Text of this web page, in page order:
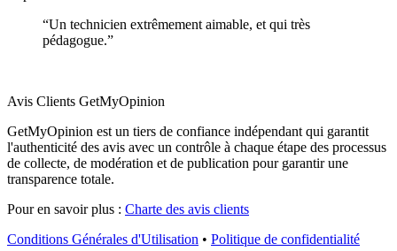
“Un technicien extrêmement aimable, et qui très
pédagogue.”
Avis Clients GetMyOpinion
GetMyOpinion est un tiers de confiance indépendant qui garantit
l'authenticité des avis avec un contrôle à chaque étape des processus
de collecte, de modération et de publication pour garantir une
transparence totale.
Pour en savoir plus : Charte des avis clients
Conditions Générales d'Utilisation • Politique de confidentialité